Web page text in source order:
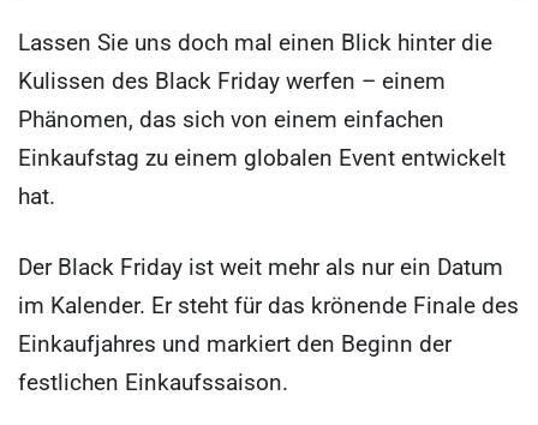
Lassen Sie uns doch mal einen Blick hinter die
Kulissen des Black Friday werfen – einem
Phänomen, das sich von einem einfachen
Einkaufstag zu einem globalen Event entwickelt
hat.
Der Black Friday ist weit mehr als nur ein Datum
im Kalender. Er steht für das krönende Finale des
Einkaufjahres und markiert den Beginn der
festlichen Einkaufssaison.